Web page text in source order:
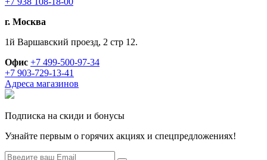
г. Москва
1й Варшавский проезд, 2 стр 12.
Офис +7 499-500-97-34
+7 903-729-13-41
Адреса магазинов
Подписка на скиди и бонусы
Узнайте первым о горячих акциях и спецпредложениях!